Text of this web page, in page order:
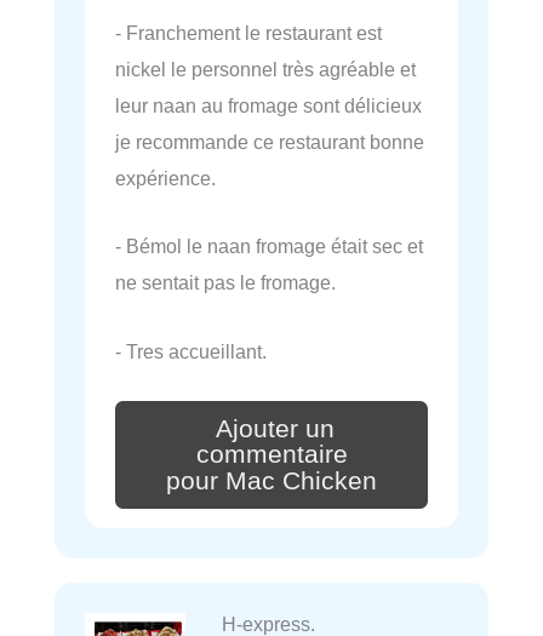
- Franchement le restaurant est
nickel le personnel très agréable et
leur naan au fromage sont délicieux
je recommande ce restaurant bonne
expérience.
- Bémol le naan fromage était sec et
ne sentait pas le fromage.
- Tres accueillant.
Ajouter un
commentaire
pour Mac Chicken
H-express.